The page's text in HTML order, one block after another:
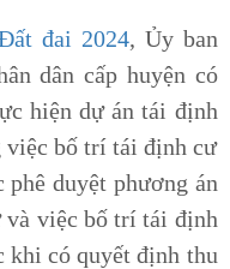
đai 2024, Ủy ban
dân cấp huyện có
hiện dự án tái định
việc bố trí tái định cư
duyệt phương án
việc bố trí tái định
khi có quyết định thu